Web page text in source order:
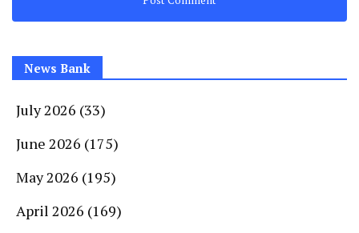
News Bank
July 2026 (33)
June 2026 (175)
May 2026 (195)
April 2026 (169)